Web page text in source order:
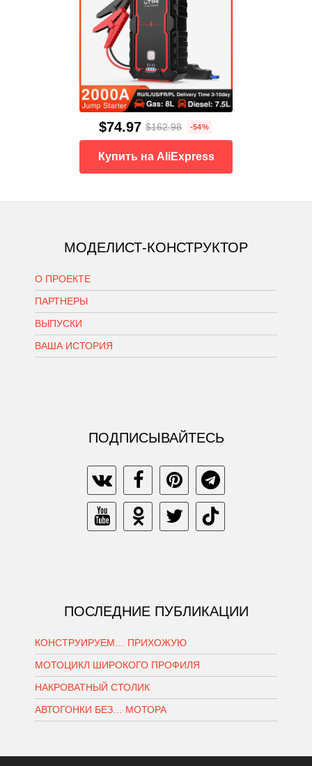
$74.97 $162.98 -54%
Купить на AliExpress
МОДЕЛИСТ-КОНСТРУКТОР
О ПРОЕКТЕ
ПАРТНЕРЫ
ВЫПУСКИ
ВАША ИСТОРИЯ
ПОДПИСЫВАЙТЕСЬ
ПОСЛЕДНИЕ ПУБЛИКАЦИИ
КОНСТРУИРУЕМ… ПРИХОЖУЮ
МОТОЦИКЛ ШИРОКОГО ПРОФИЛЯ
НАКРОВАТНЫЙ СТОЛИК
АВТОГОНКИ БЕЗ… МОТОРА